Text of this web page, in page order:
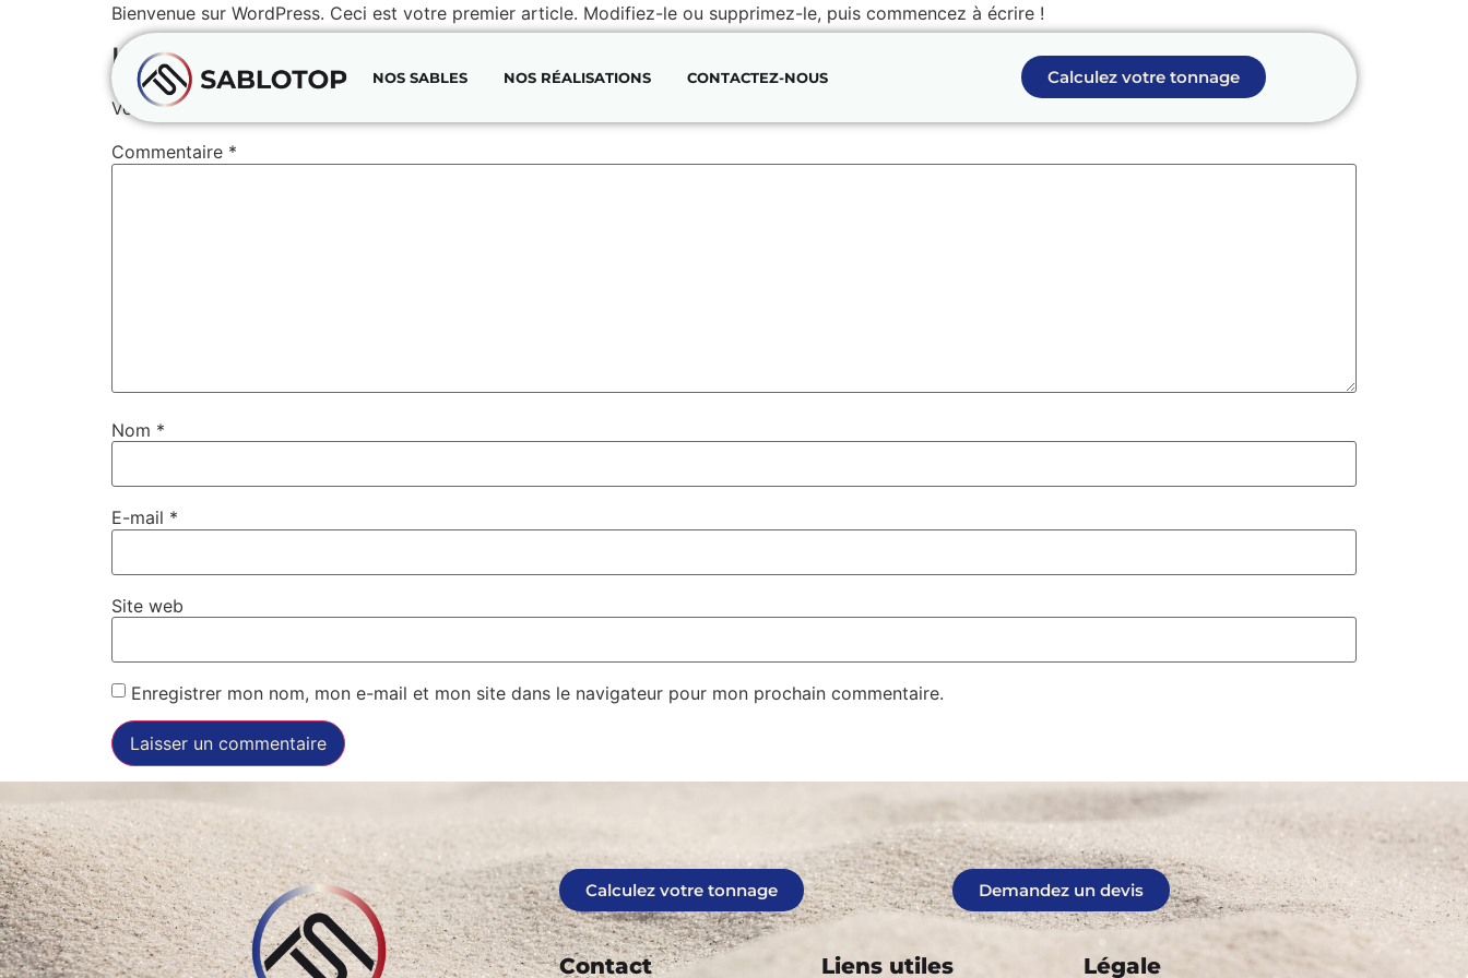
NOS SABLES NOS RÉALISATIONS CONTACTEZ-NOUS Calculez votre tonnage
Bienvenue sur WordPress. Ceci est votre premier article. Modifiez-le ou supprimez-le, puis commencez à écrire !
Laisser un commentaire
Votre adresse e-mail ne sera pas publiée.
Commentaire *
Nom *
E-mail *
Site web
Enregistrer mon nom, mon e-mail et mon site dans le navigateur pour mon prochain commentaire.
Demandez un devis
Calculez votre tonnage
Contact Liens utiles Légale